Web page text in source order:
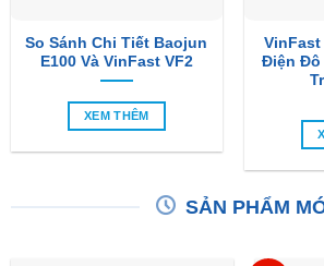
So Sánh Chi Tiết Baojun
E100 Và VinFast VF2
XEM THÊM
VinFast
Điện Đô
SẢN PHẨM